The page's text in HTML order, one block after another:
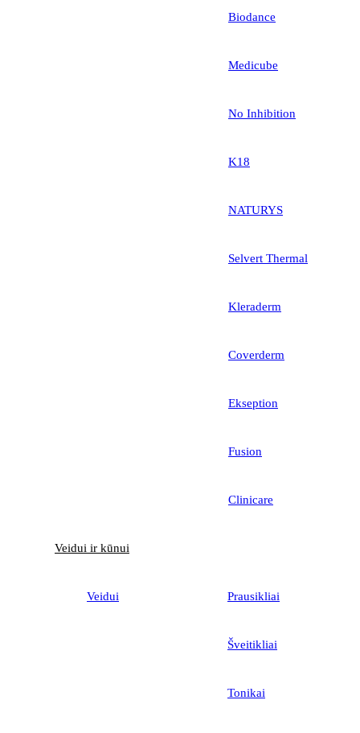
Biodance
Medicube
No Inhibition
K18
NATURYS
Selvert Thermal
Kleraderm
Coverderm
Ekseption
Fusion
Clinicare
Veidui ir kūnui
Veidui Prausikliai
Šveitikliai
Tonikai